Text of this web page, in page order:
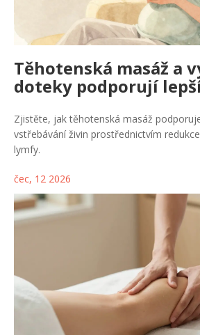
Těhotenská masáž a
doteky podporují
vstřebávání živin
Zjistěte, jak těhotenská masáž
vstřebávání živin prostřednictvím
lymfy.
čec, 12 2026